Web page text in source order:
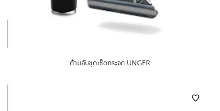
ด้ามจับชุดเช็ดกระจก UNGER